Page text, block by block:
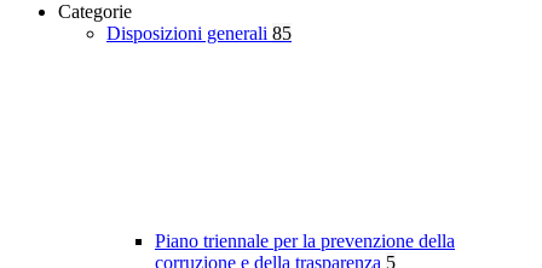
Categorie
Disposizioni generali 85
Piano triennale per la prevenzione della
corruzione e della trasparenza 5